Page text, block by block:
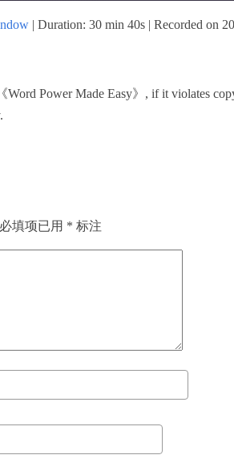
| Duration: 30 min 40s | Recorded on
Word Power Made Easy》, if it violates
必填项已用 * 标注